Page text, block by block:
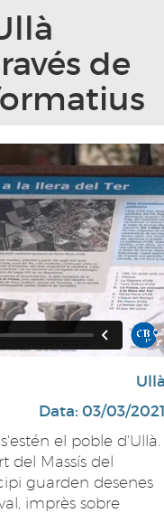
de
Data: 03/03/
el poble d'Ullà.
del Massís del
guarden desenes
imprès sobre